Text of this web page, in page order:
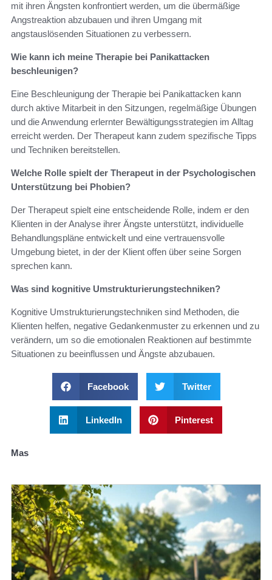
mit ihren Ängsten konfrontiert werden, um die übermäßige
Angstreaktion abzubauen und ihren Umgang mit
angstauslösenden Situationen zu verbessern.
Wie kann ich meine Therapie bei Panikattacken
beschleunigen?
Eine Beschleunigung der Therapie bei Panikattacken kann
durch aktive Mitarbeit in den Sitzungen, regelmäßige Übungen
und die Anwendung erlernter Bewältigungsstrategien im Alltag
erreicht werden. Der Therapeut kann zudem spezifische Tipps
und Techniken bereitstellen.
Welche Rolle spielt der Therapeut in der Psychologischen
Unterstützung bei Phobien?
Der Therapeut spielt eine entscheidende Rolle, indem er den
Klienten in der Analyse ihrer Ängste unterstützt, individuelle
Behandlungspläne entwickelt und eine vertrauensvolle
Umgebung bietet, in der der Klient offen über seine Sorgen
sprechen kann.
Was sind kognitive Umstrukturierungstechniken?
Kognitive Umstrukturierungstechniken sind Methoden, die
Klienten helfen, negative Gedankenmuster zu erkennen und zu
verändern, um so die emotionalen Reaktionen auf bestimmte
Situationen zu beeinflussen und Ängste abzubauen.
Facebook Twitter
LinkedIn Pinterest
Mas